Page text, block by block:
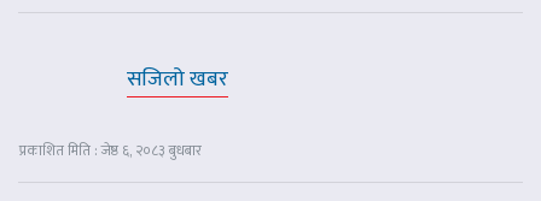
सजिलो खबर
प्रकाशित मिति : जेष्ठ ६, २०८३ बुधबार